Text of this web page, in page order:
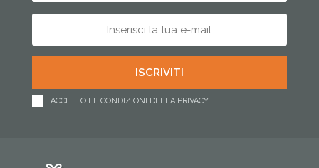
ACCETTO LE CONDIZIONI DELLA PRIVACY